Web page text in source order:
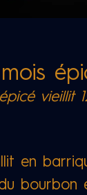
vieillit
en
bourbon